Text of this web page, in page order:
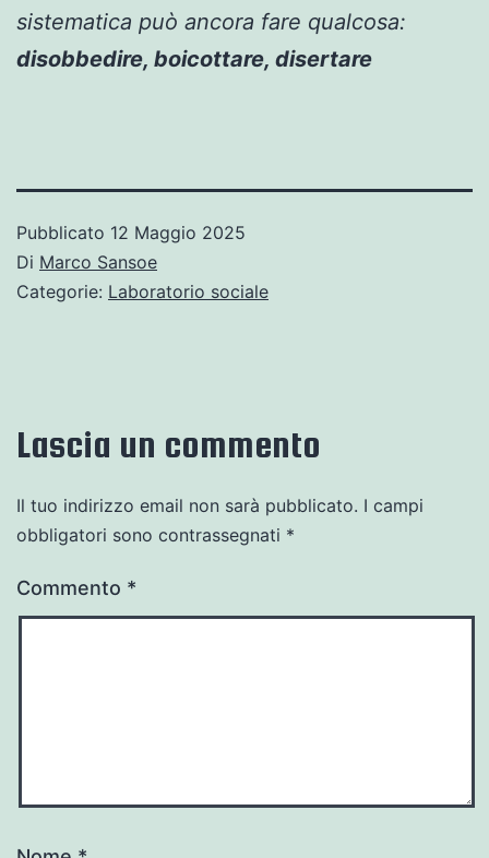
sistematica può ancora fare qualcosa:
disobbedire, boicottare, disertare
Pubblicato 12 Maggio 2025
Di Marco Sansoe
Categorie: Laboratorio sociale
Lascia un commento
Il tuo indirizzo email non sarà pubblicato. I campi
obbligatori sono contrassegnati *
Commento *